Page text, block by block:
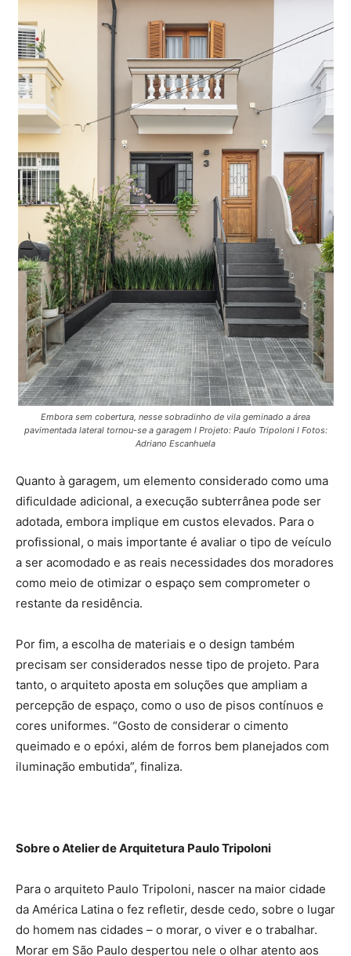
Embora sem cobertura, nesse sobradinho de vila geminado a área
pavimentada lateral tornou-se a garagem l Projeto: Paulo Tripoloni l Fotos:
Adriano Escanhuela
Quanto à garagem, um elemento considerado como uma
dificuldade adicional, a execução subterrânea pode ser
adotada, embora implique em custos elevados. Para o
profissional, o mais importante é avaliar o tipo de veículo
a ser acomodado e as reais necessidades dos moradores
como meio de otimizar o espaço sem comprometer o
restante da residência.
Por fim, a escolha de materiais e o design também
precisam ser considerados nesse tipo de projeto. Para
tanto, o arquiteto aposta em soluções que ampliam a
percepção de espaço, como o uso de pisos contínuos e
cores uniformes. “Gosto de considerar o cimento
queimado e o epóxi, além de forros bem planejados com
iluminação embutida”, finaliza.
Sobre o Atelier de Arquitetura Paulo Tripoloni
Para o arquiteto Paulo Tripoloni, nascer na maior cidade
da América Latina o fez refletir, desde cedo, sobre o lugar
do homem nas cidades – o morar, o viver e o trabalhar.
Morar em São Paulo despertou nele o olhar atento aos